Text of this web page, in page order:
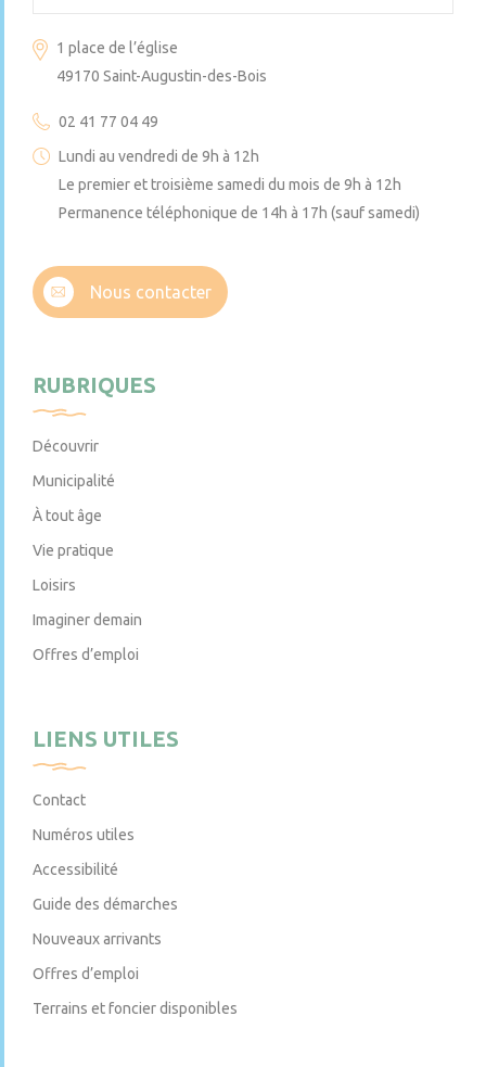
1 place de l’église
49170 Saint-Augustin-des-Bois
02 41 77 04 49
Lundi au vendredi de 9h à 12h
Le premier et troisième samedi du mois de 9h à 12h
Permanence téléphonique de 14h à 17h (sauf samedi)
Nous contacter
RUBRIQUES
Découvrir
Municipalité
À tout âge
Vie pratique
Loisirs
Imaginer demain
Offres d’emploi
LIENS UTILES
Contact
Numéros utiles
Accessibilité
Guide des démarches
Nouveaux arrivants
Offres d’emploi
Terrains et foncier disponibles